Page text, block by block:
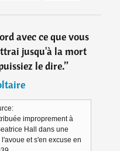
avec ce que vous
jusqu'à la mort
le dire.”
improprement à
Hall dans une
et s'en excuse en